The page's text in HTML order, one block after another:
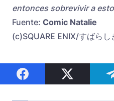
entonces sobrevivir a
Fuente: Comic Natalie
(c)SQUARE ENIX/すばら